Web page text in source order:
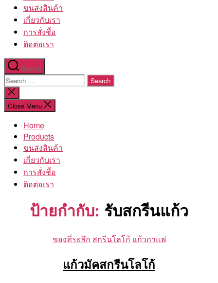
ขนส่งสินค้า
เกี่ยวกับเรา
การสั่งชื้อ
ติอต่อเรา
Search
Search
for:
Close
search
Close Menu
Home
Products
ขนส่งสินค้า
เกี่ยวกับเรา
การสั่งชื้อ
ติอต่อเรา
ป้ายกำกับ: รับสกรีนแก้ว
Categories
ของที่ระลึก สกรีนโลโก้ แก้วกาแฟ
แก้วมัคสกรีนโลโก้